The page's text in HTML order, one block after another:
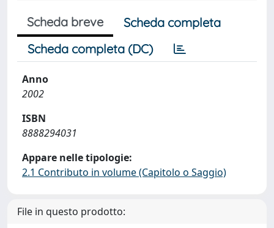
Scheda breve
Scheda completa
Scheda completa (DC)
Anno
2002
ISBN
8888294031
Appare nelle tipologie:
2.1 Contributo in volume (Capitolo o Saggio)
File in questo prodotto: